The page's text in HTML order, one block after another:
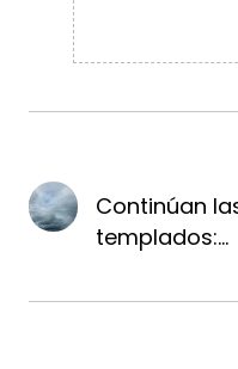
Continúan
templados:...